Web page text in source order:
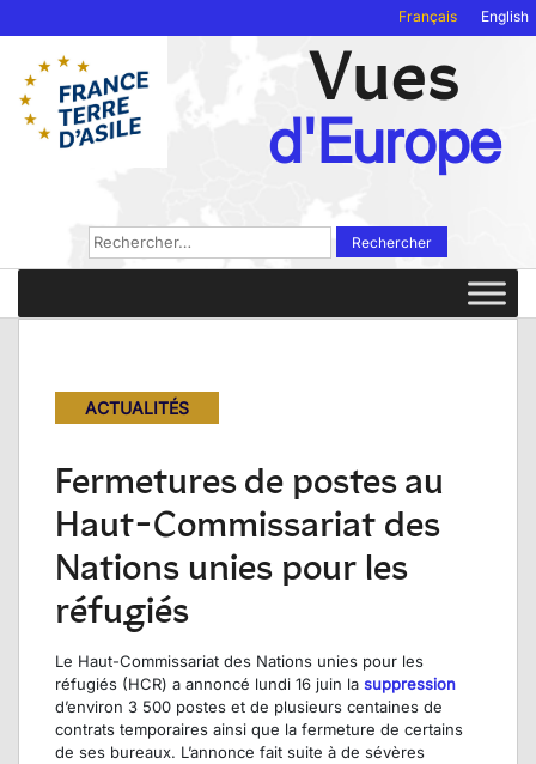
Français English
Vues
d'Europe
Rechercher :
ACTUALITÉS
Fermetures de postes au
Haut-Commissariat des
Nations unies pour les
réfugiés
Le Haut-Commissariat des Nations unies pour les
réfugiés (HCR) a annoncé lundi 16 juin la suppression
d’environ 3 500 postes et de plusieurs centaines de
contrats temporaires ainsi que la fermeture de certains
de ses bureaux. L’annonce fait suite à de sévères